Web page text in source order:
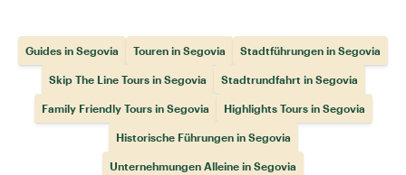
Guides in Segovia Touren in Segovia Stadtführungen in Segovia
Skip The Line Tours in Segovia Stadtrundfahrt in Segovia
Family Friendly Tours in Segovia Highlights Tours in Segovia
Historische Führungen in Segovia
Unternehmungen Alleine in Segovia